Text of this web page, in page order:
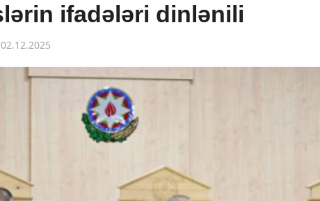
ifadələri dinlənili